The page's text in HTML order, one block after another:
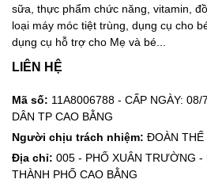
sữa, thực phẩm chức năng, vitamin,
loại máy móc tiệt trùng, dụng cụ cho
dụng cụ hỗ trợ cho Mẹ và bé...
LIÊN HỆ
Mã số: 11A8006788 - CẤP NGÀY:
DÂN TP CAO BẰNG
Người chịu trách nhiệm: ĐOÀN THẾ
Địa chỉ: 005 - PHỐ XUÂN TRƯỜNG
THÀNH PHỐ CAO BẰNG